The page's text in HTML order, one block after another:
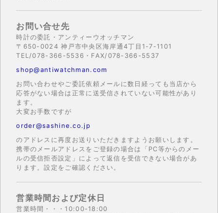
お問い合せ先
時計の委託・アンティーウオッチマン
〒650-0024 神戸市中央区海岸通4丁目1-7-1101
TEL/078-366-5536・FAX/078-366-5537
shop@antiwatchman.com
お問い合わせやご委託依頼メールに数日経っても当店から
応答がない場合は正常に送受信されていない可能性があり
ます。
大変お手数ですが
order@sashine.co.jp
のアドレスに再度お送りいただきますようお願いします。
携帯のメールアドレスをご登録の場合は「PC等からのメー
ルの受信拒否設定」によって返信を受信できない場合があ
ります。設定をご確認ください。
営業時間および定休日
営業時間・・・10:00-18:00